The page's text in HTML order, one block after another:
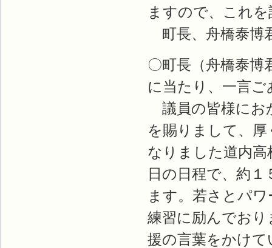
ますので、これ
町長、舟橋泰博
〇町長（舟橋泰
に当たり、一言
議員の皆様にお
を賜りまして、
なりました道内
日の日程で、約
ます。若さとパ
練習に励んでお
援の言葉をかけ